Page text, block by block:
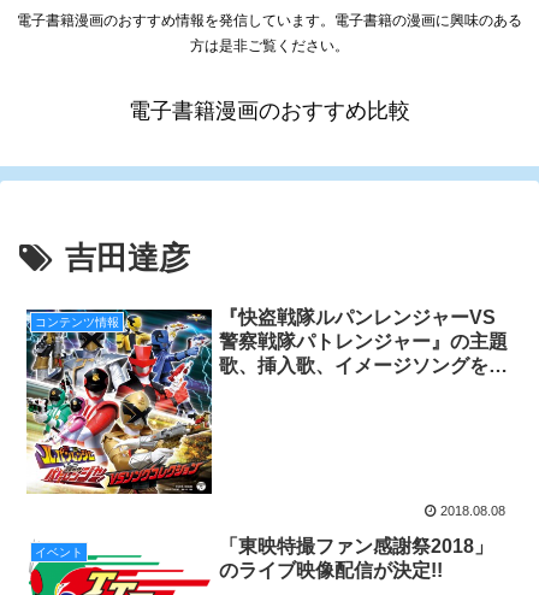
電子書籍漫画のおすすめ情報を発信しています。電子書籍の漫画に興味のある
方は是非ご覧ください。
電子書籍漫画のおすすめ比較
吉田達彦
コンテンツ情報
『快盗戦隊ルパンレンジャーVS
警察戦隊パトレンジャー』の主題
歌、挿入歌、イメージソングを収
2018.08.08
イベント
「東映特撮ファン感謝祭2018」
のライブ映像配信が決定!!